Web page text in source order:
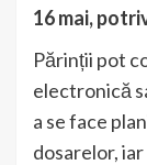
16 mai,
Părinții pot
electronică
a se face
dosarelor,